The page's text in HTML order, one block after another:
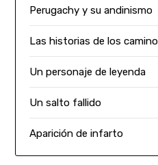
Perugachy y su andinismo
Las historias de los
Un personaje de leyenda
Un salto fallido
Aparición de infarto